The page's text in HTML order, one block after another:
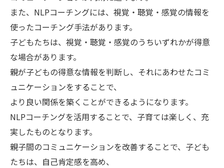
また、NLPコーチングには、視覚・聴覚・感覚の情報を
使ったコーチング手法があります。
子どもたちは、視覚・聴覚・感覚のうちいずれかが得意
な場合があります。
親が子どもの得意な情報を判断し、それにあわせたコミ
ュニケーションをすることで、
より良い関係を築くことができるようになります。
NLPコーチングを活用することで、子育ては楽しく、充
実したものとなります。
親子間のコミュニケーションを改善することで、子ども
たちは、自己肯定感を高め、